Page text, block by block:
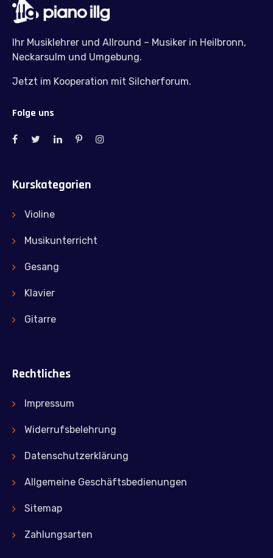
Ihr Musiklehrer und Allround – Musiker in Heilbronn,
Neckarsulm und Umgebung.
Jetzt im Kooperation mit Silcherforum.
Folge uns
Kurskategorien
Violine
Musikunterricht
Gesang
Klavier
Gitarre
Rechtliches
Impressum
Widerrufsbelehrung
Datenschutzerklärung
Allgemeine Geschäftsbedienungen
Sitemap
Zahlungsarten